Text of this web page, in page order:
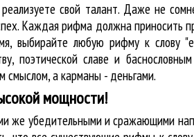
свой талант. Даже не
Каждая рифма должна приносить
выбирайте любую рифму к слову
поэтической славе и
а карманы - деньгами.
мощности!
же убедительными и сражающими